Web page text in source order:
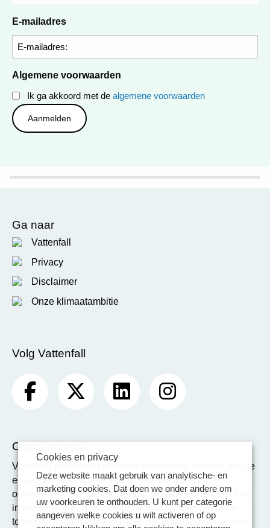
E-mailadres
Algemene voorwaarden
Ik ga akkoord met de algemene voorwaarden
Ga naar
Vattenfall
Privacy
Disclaimer
Onze klimaatambitie
Volg Vattenfall
Over Vattenfall
Vattenfall produceert en levert elektriciteit, warmte, koude
en gas en biedt klanten verschillende duurzame
oplossingen. Het Zweedse energiebedrijf investeert fors
in windenergie, als één van de oplossingen om in de
toekomst minder afhankelijk te zijn van het gebruik van
Cookies en privacy
Deze website maakt gebruik van analytische- en
marketing cookies. Dat doen we onder andere om
uw voorkeuren te onthouden. U kunt per categorie
aangeven welke cookies u wilt activeren of op